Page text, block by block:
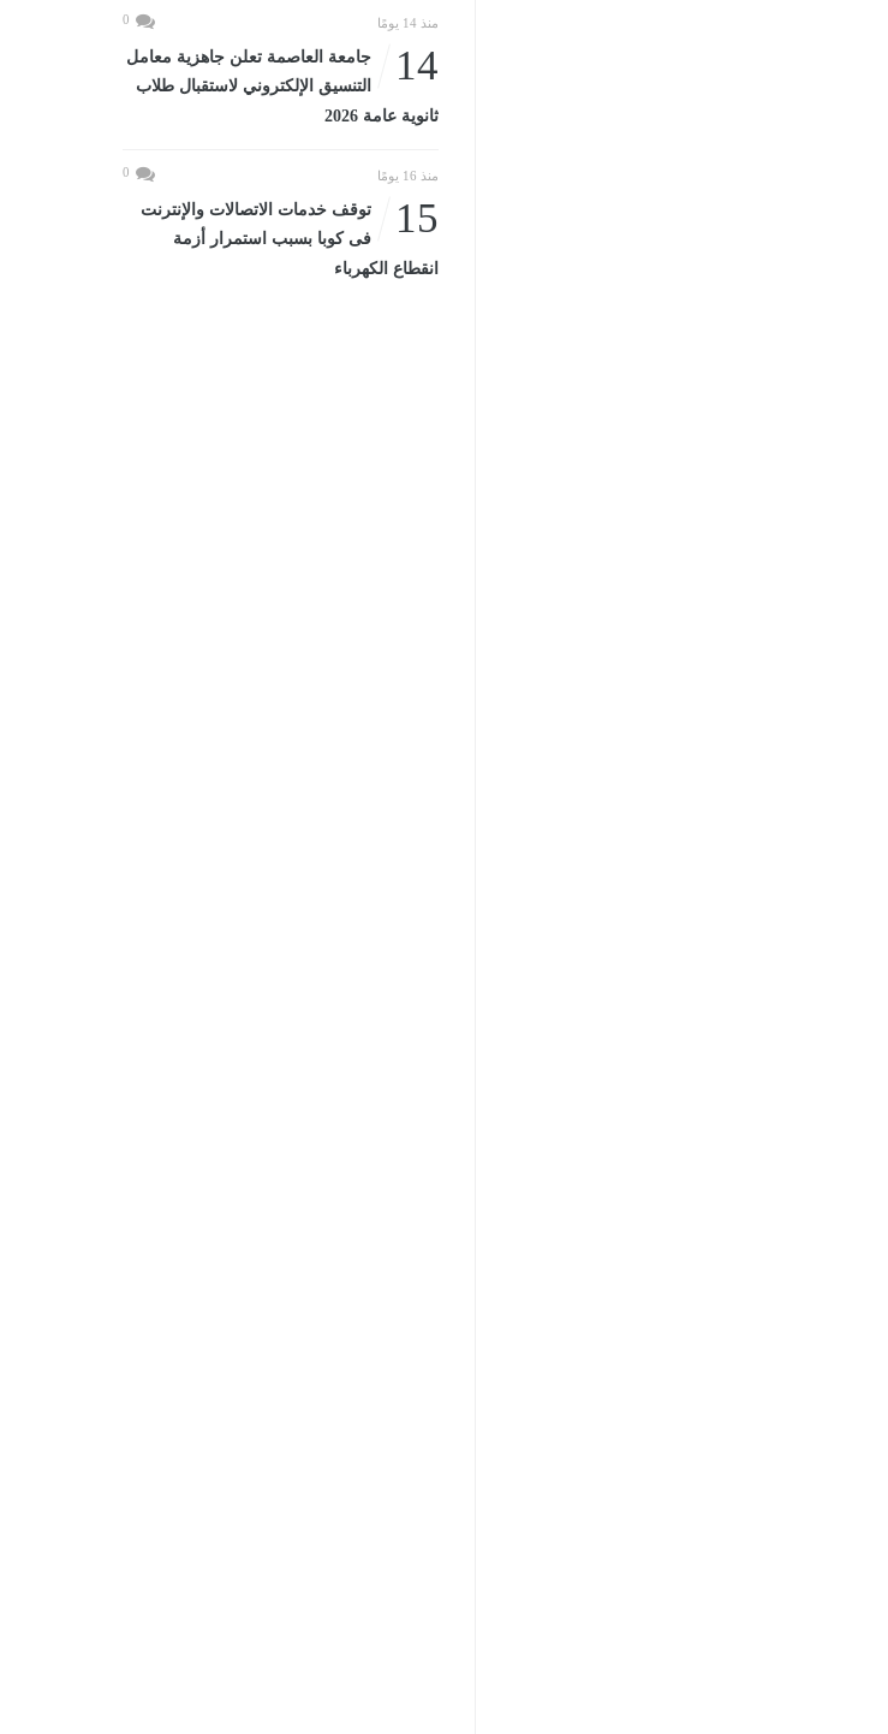
منذ 14 يومًا 0
14
جامعة العاصمة تعلن جاهزية معامل
التنسيق الإلكتروني لاستقبال طلاب
ثانوية عامة 2026
منذ 16 يومًا 0
15
توقف خدمات الاتصالات والإنترنت
فى كوبا بسبب استمرار أزمة
انقطاع الكهرباء